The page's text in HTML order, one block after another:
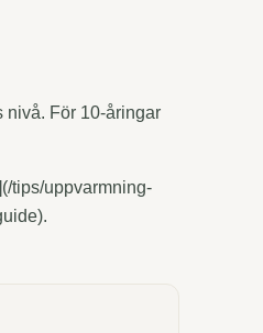
nivå. För 10-åringar
tips/uppvarmning-